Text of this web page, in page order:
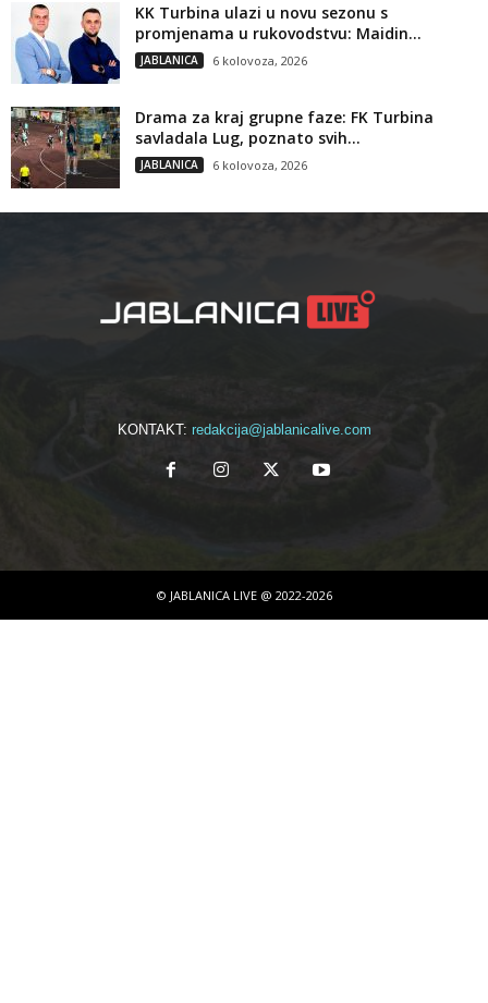
KK Turbina ulazi u novu sezonu s
promjenama u rukovodstvu: Maidin...
JABLANICA 6 kolovoza, 2026
Drama za kraj grupne faze: FK Turbina
savladala Lug, poznato svih...
JABLANICA 6 kolovoza, 2026
KONTAKT: redakcija@jablanicalive.com
© JABLANICA LIVE @ 2022-2026